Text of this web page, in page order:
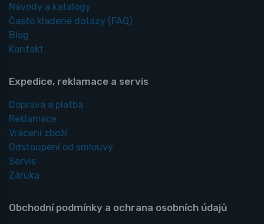
Návody a katalogy
Často kladené dotazy (FAQ)
Blog
Kontakt
Expedice, reklamace a servis
Doprava a platba
Reklamace
Vrácení zboží
Odstoupení od smlouvy
Servis
Záruka
Obchodní podmínky a ochrana osobních údajů